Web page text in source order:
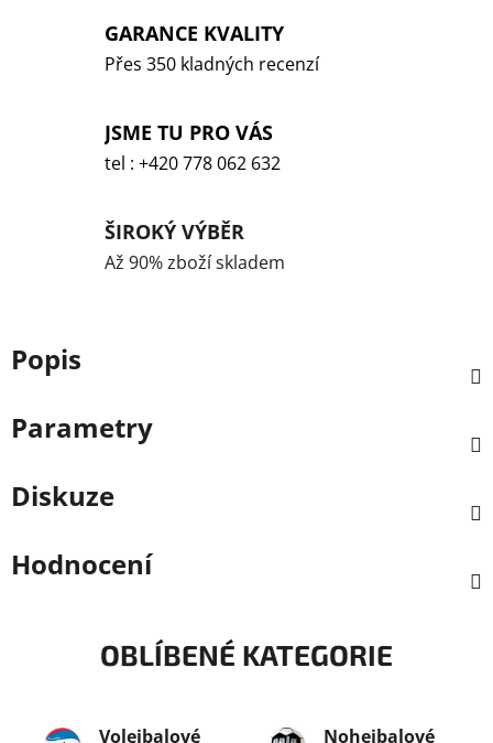
GARANCE KVALITY
Přes 350 kladných recenzí
JSME TU PRO VÁS
tel : +420 778 062 632
ŠIROKÝ VÝBĚR
Až 90% zboží skladem
Popis
Parametry
Diskuze
Hodnocení
OBLÍBENÉ KATEGORIE
Volejbalové
Nohejbalové